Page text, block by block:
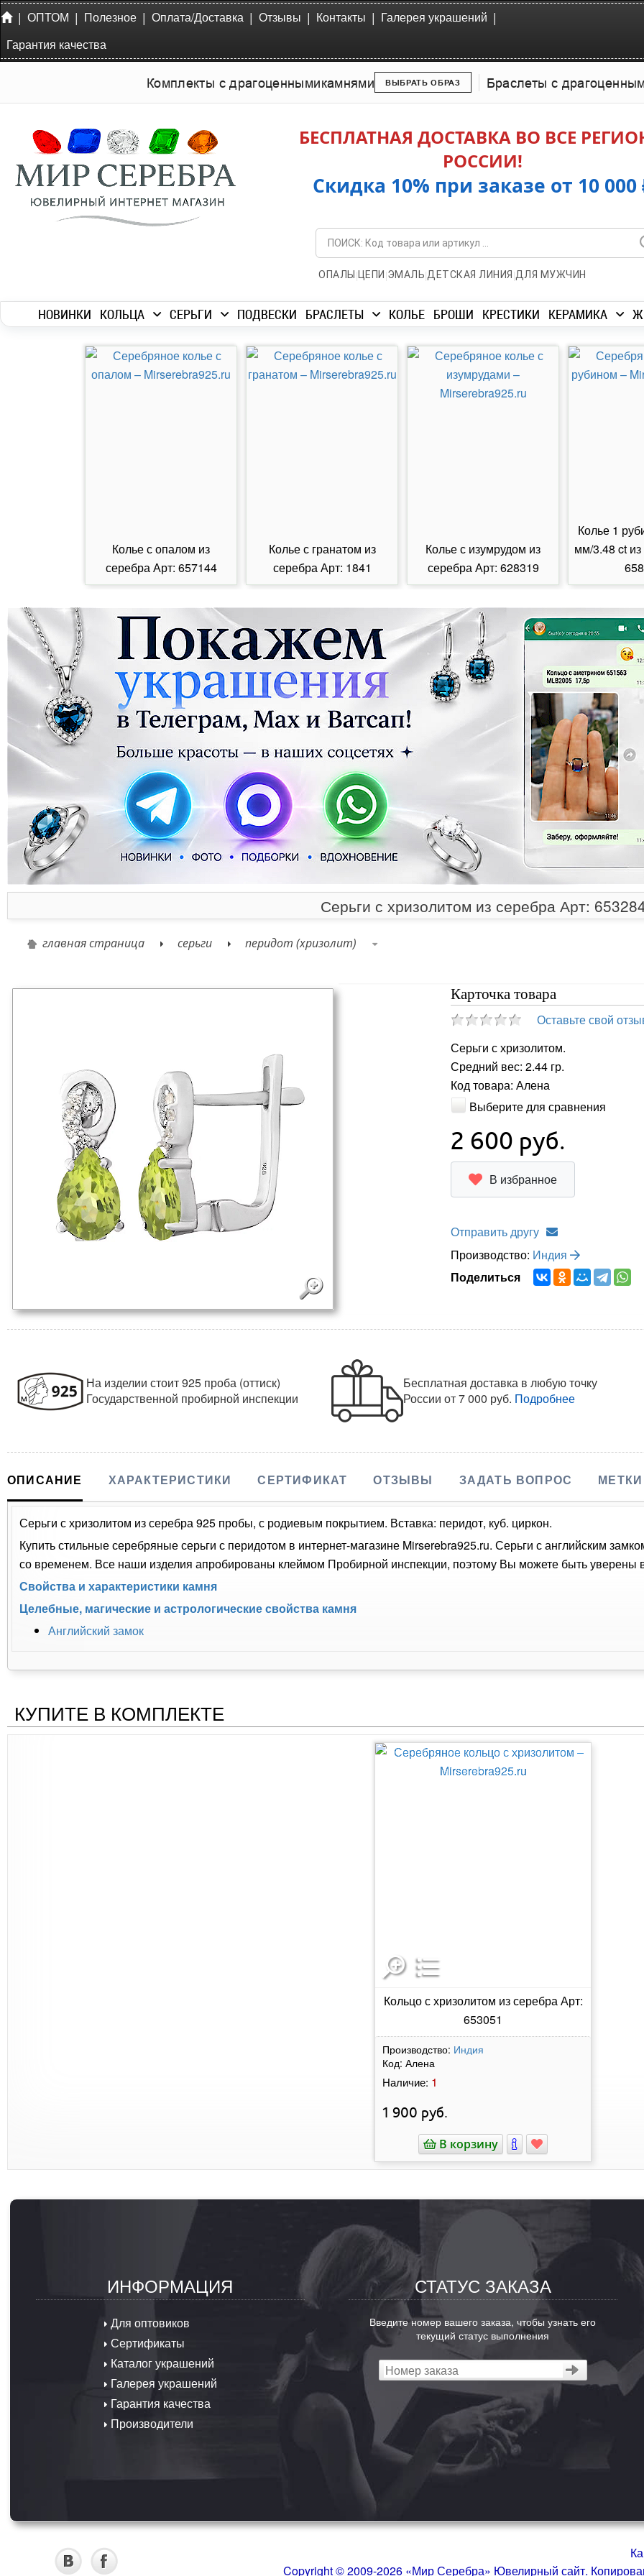
| ОПТОМ | Полезное | Оплата/Доставка | Отзывы | Контакты | Галерея украшений |
Гарантия качества
Комплекты с драгоценнымикамнями ВЫБРАТЬ ОБРАЗ Браслеты с
БЕСПЛАТНАЯ ДОСТАВКА ВО ВСЕ
РОССИИ!
Скидка 10% при заказе от 10 000
ОПАЛЫ | ЦЕПИ |ЭМАЛЬ|ДЕТСКАЯ ЛИНИЯ |ДЛЯ МУЖЧИН
НОВИНКИ КОЛЬЦА СЕРЬГИ ПОДВЕСКИ БРАСЛЕТЫ КОЛЬЕ БРОШИ КРЕСТИКИ КЕРАМИКА
Колье с опалом из
серебра Арт: 657144
Колье с гранатом из
серебра Арт: 1841
Колье с изумрудом из
серебра Арт: 628319
Колье 1
мм/3.48 ct
Серьги с хризолитом из серебра Арт:
главная страница серьги перидот (хризолит)
Карточка товара
Оставьте свой
Серьги с хризолитом.
Средний вес: 2.44 гр.
Код товара: Алена
Выберите для сравнения
2 600 руб.
В избранное
Отправить другу
Производство: Индия
Поделиться
На изделии стоит 925 проба (оттиск)
Государственной пробирной инспекции
Бесплатная доставка в любую точку
Россииот 7 000 руб. Подробнее
ОПИСАНИЕ ХАРАКТЕРИСТИКИ СЕРТИФИКАТ ОТЗЫВЫ ЗАДАТЬ ВОПРОС МЕТКИ
Серьги с хризолитом из серебра 925 пробы, с родиевым покрытием. Вставка: перидот, куб. циркон.
Купить стильные серебряные серьги с перидотом в интернет-магазине Mirserebra925.ru. Серьги с английским
со временем. Все наши изделия апробированы клеймом Пробирной инспекции, поэтому Вы можете быть уверены
Свойства и характеристики камня
Целебные, магические и астрологические свойства камня
Английский замок
КУПИТЕ В КОМПЛЕКТЕ
Кольцо с хризолитом из серебра Арт:
653051
Производство: Индия
Код: Алена
Наличие: 1
1 900 руб.
В корзину
ИНФОРМАЦИЯ
Для оптовиков
Сертификаты
Каталог украшений
Галерея украшений
Гарантия качества
Производители
СТАТУС ЗАКАЗА
Введите номер вашего заказа, чтобы узнать его
текущий статус выполнения
Copyright © 2009-2026 «Мир Серебра» Ювелирный сайт.